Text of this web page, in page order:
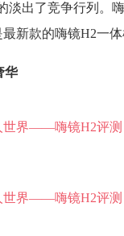
淡出了竞争行列。
新款的嗨镜H2一
华